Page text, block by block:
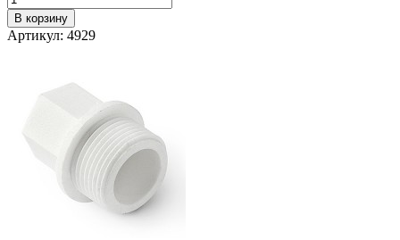
В корзину
Артикул: 4929